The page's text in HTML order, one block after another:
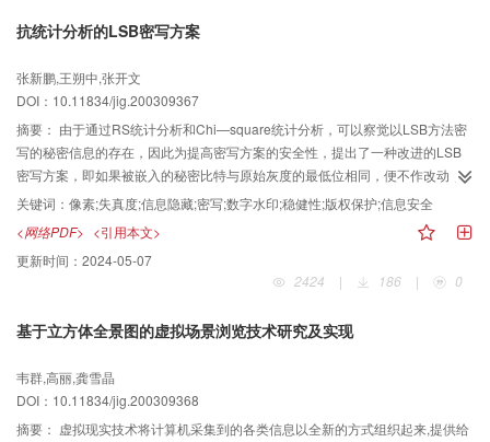
的要求，而且在目前通用个人计算机上即可获得近似实时的交互绘制速度和良
抗统计分析的LSB密写方案
张新鹏,王朔中,张开文
DOI：10.11834/jig.200309367
摘要： 由于通过RS统计分析和Chi—square统计分析，可以察觉以LSB方法密
写的秘密信息的存在，因此为提高密写方案的安全性，提出了一种改进的LSB
密写方案，即如果被嵌入的秘密比特与原始灰度的最低位相同，便不作改动；
否则根据周围像素作增1或减1的调整，而在接收方，只需将载体图象的最低位
取出即可恢复秘密信息．大量图象的模拟实验结果说明，该方案不仅可以抵抗
RS分析和Chi—square分析，而且不增加失真度．并可保持计算量小、提取方
便的优点．并表明改进方案对抵抗这两种密写分析是有效的．
关键词： 像素;失真度;信息隐藏;密写;数字水印;稳健性;版权保护;信息安全
<网络PDF> <引用本文>
更新时间： 2024-05-07
2424
| 186 | 0
基于立方体全景图的虚拟场景浏览技术研究及实现
韦群,高丽,龚雪晶
DOI：10.11834/jig.200309368
摘要： 虚拟现实技术将计算机采集到的各类信息以全新的方式组织起来,提供给